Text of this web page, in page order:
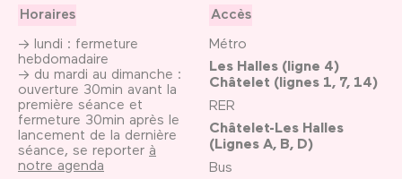
Horaires
→ lundi : fermeture
hebdomadaire
→ du mardi au dimanche :
ouverture 30min avant la
première séance et
fermeture 30min après le
lancement de la dernière
séance, se reporter à
notre agenda
Accès
Métro
Les Halles (ligne 4)
Châtelet (lignes 1, 7, 14)
RER
Châtelet-Les Halles
(Lignes A, B, D)
Bus